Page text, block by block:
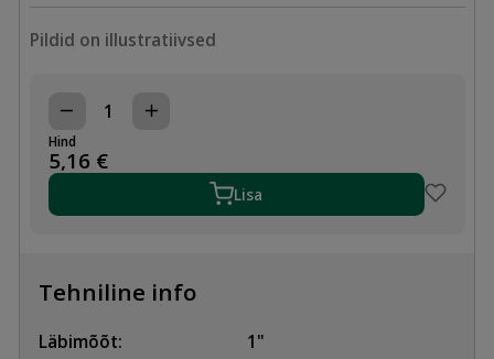
Pildid on illustratiivsed
TORUKLAMBER
KUMMIGA,
31-
37(1"),
AISI316,
Hind
5,16 €
Lisa
Tehniline info
Läbimõõt:
1"